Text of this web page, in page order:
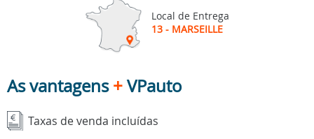
Local de Entrega
13 - MARSEILLE
As vantagens+VPauto
Taxas de venda incluídas